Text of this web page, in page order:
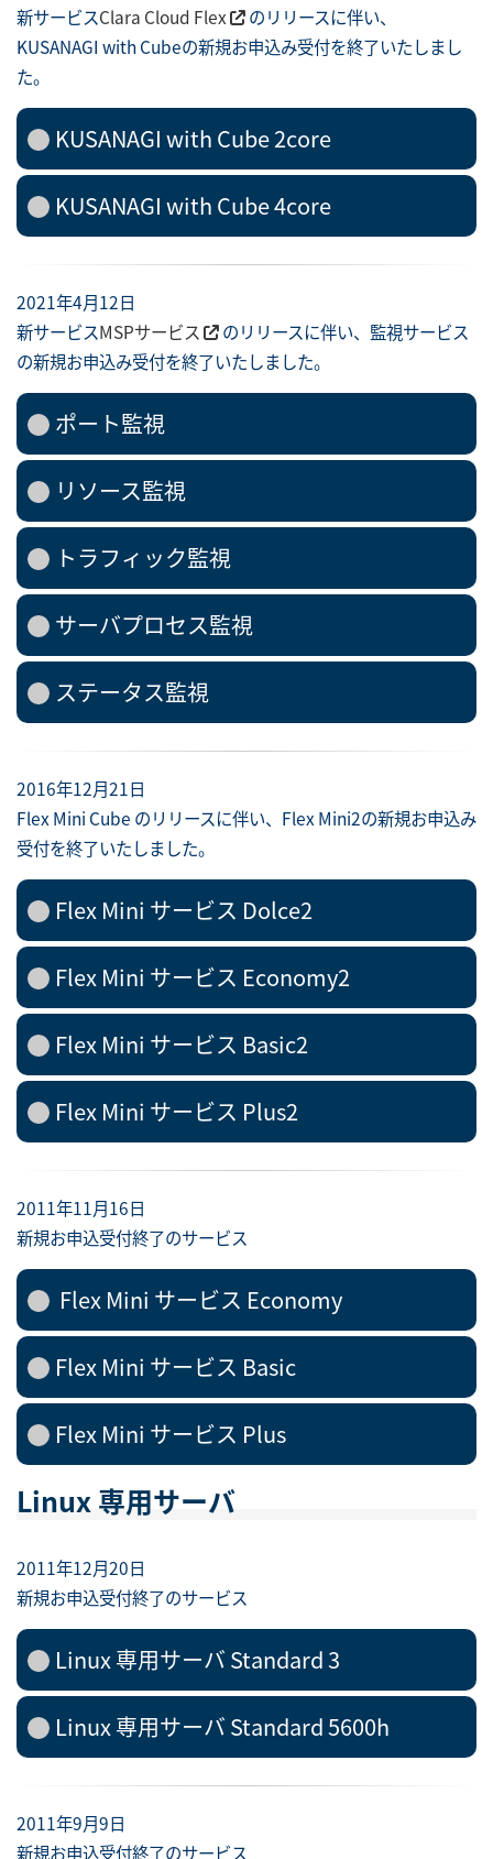
新サービスClara Cloud Flex
のリリースに伴い、
KUSANAGI with Cubeの新規お申込み受付を終了いたしまし
た。
KUSANAGI with Cube 2core
KUSANAGI with Cube 4core
2021年4月12日
新サービスMSPサービス
のリリースに伴い、監視サービス
の新規お申込み受付を終了いたしました。
ポート監視
リソース監視
トラフィック監視
サーバプロセス監視
ステータス監視
2016年12月21日
Flex Mini Cube のリリースに伴い、Flex Mini2の新規お申込み
受付を終了いたしました。
Flex Mini サービス Dolce2
Flex Mini サービス Economy2
Flex Mini サービス Basic2
Flex Mini サービス Plus2
2011年11月16日
新規お申込受付終了のサービス
Flex Mini サービス Economy
Flex Mini サービス Basic
Flex Mini サービス Plus
Linux 専用サーバ
2011年12月20日
新規お申込受付終了のサービス
Linux 専用サーバ Standard 3
Linux 専用サーバ Standard 5600h
2011年9月9日
新規お申込受付終了のサービス